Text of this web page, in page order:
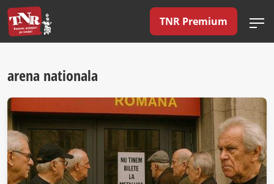
TNR Premium
arena nationala